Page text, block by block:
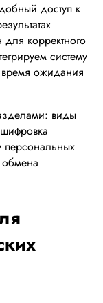
доступ к
корректного
систему
ожидания
виды
персональных